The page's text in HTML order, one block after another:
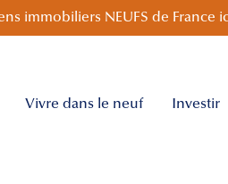
immobiliers NEUFS de
Vivre dans le neuf Investir